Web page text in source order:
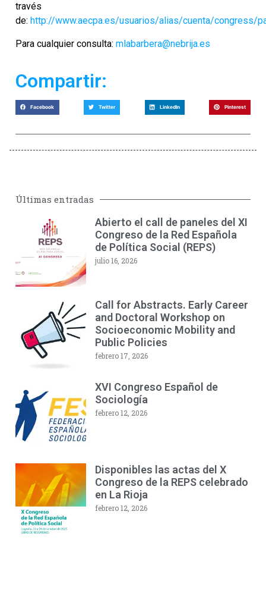
través
de: http://www.aecpa.es/usuarios/alias/cuenta/congress/
Para cualquier consulta: mlabarbera@nebrija.es
Compartir:
Facebook Twitter LinkedIn Pinterest
Últimas entradas
Abierto el call de paneles del XI
Congreso de la Red Española
de Política Social (REPS)
julio 16, 2026
Call for Abstracts. Early Career
and Doctoral Workshop on
Socioeconomic Mobility and
Public Policies
febrero 17, 2026
XVI Congreso Español de
Sociología
febrero 12, 2026
Disponibles las actas del X
Congreso de la REPS celebrado
en La Rioja
febrero 12, 2026